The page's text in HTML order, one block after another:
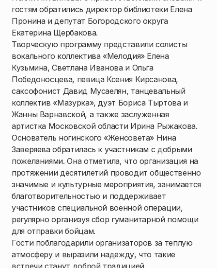
гостям обратились директор библиотеки Елена
Пронина и депутат Богородского округа
Екатерина Щербакова.
Творческую программу представили солисты
вокального коллектива «Мелодия» Елена
Кузьмина, Светлана Иванова и Ольга
Победоносцева, певица Ксения Кирсанова,
саксофонист Давид Мусаелян, танцевальный
коллектив «Мазурка», дуэт Бориса Тыртова и
Жанны Варнавской, а также заслуженная
артистка Московской области Ирина Рыжакова.
Основатель ногинского «Женсовета» Нина
Заверяева обратилась к участникам с добрыми
пожеланиями. Она отметила, что организация на
протяжении десятилетий проводит общественно
значимые и культурные мероприятия, занимается
благотворительностью и поддерживает
участников специальной военной операции,
регулярно организуя сбор гуманитарной помощи
для отправки бойцам.
Гости поблагодарили организаторов за теплую
атмосферу и выразили надежду, что такие